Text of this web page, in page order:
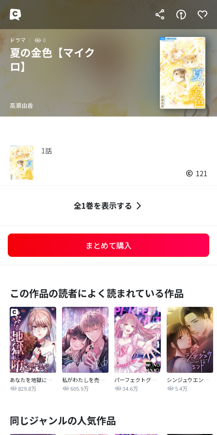
ドラマ 0
夏の金色【マイク
ロ】
高瀬由香
1話
121
全1巻を表示する
まとめて購入
この作品の読者によく読まれている作品
あなたを地獄に堕とすまで
829.8万
私がわたしを売る理由
605.9万
パーフェクトグリッター
34.6万
シンジュウエンド【タテヨミ】
5.4万
同じジャンルの人気作品